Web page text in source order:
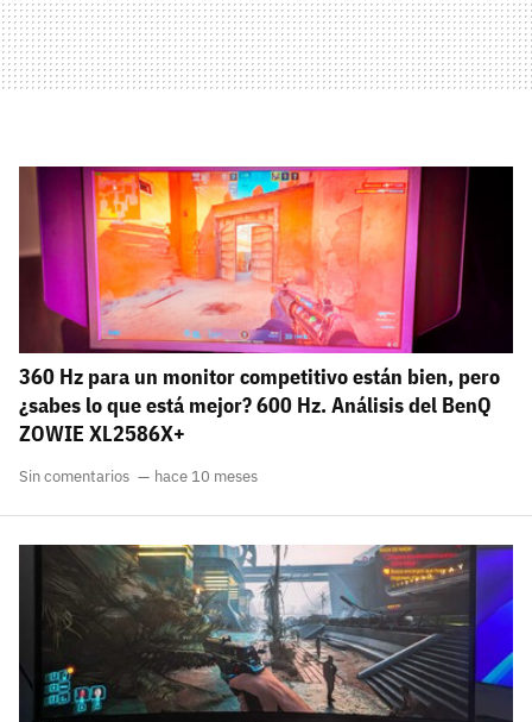
360 Hz para un monitor competitivo están bien, pero
¿sabes lo que está mejor? 600 Hz. Análisis del BenQ
ZOWIE XL2586X+
Sin comentarios hace 10 meses